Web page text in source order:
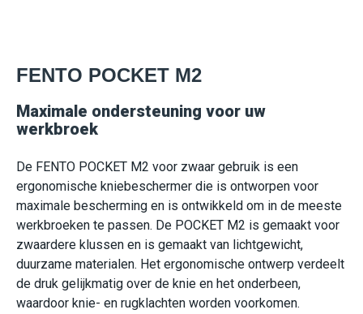
FENTO POCKET M2
Maximale ondersteuning voor uw
werkbroek
De FENTO POCKET M2 voor zwaar gebruik is een
ergonomische kniebeschermer die is ontworpen voor
maximale bescherming en is ontwikkeld om in de meeste
werkbroeken te passen. De POCKET M2 is gemaakt voor
zwaardere klussen en is gemaakt van lichtgewicht,
duurzame materialen. Het ergonomische ontwerp verdeelt
de druk gelijkmatig over de knie en het onderbeen,
waardoor knie- en rugklachten worden voorkomen.